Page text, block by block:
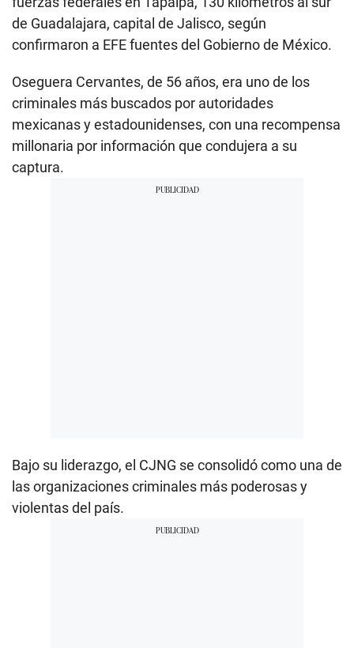
de Guadalajara, capital de Jalisco, según
confirmaron a EFE fuentes del Gobierno de México.
Oseguera Cervantes, de 56 años, era uno de los
criminales más buscados por autoridades
mexicanas y estadounidenses, con una recompensa
millonaria por información que condujera a su
captura.
Bajo su liderazgo, el CJNG se consolidó como una de
las organizaciones criminales más poderosas y
violentas del país.